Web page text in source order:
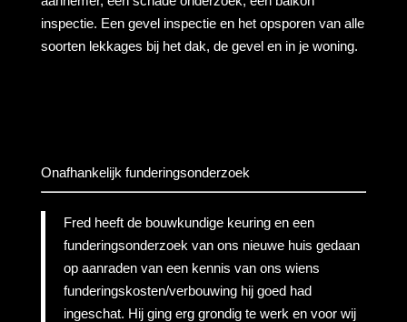
inspectie. Een gevel inspectie en het opsporen van alle
soorten lekkages bij het dak, de gevel en in je woning.
Onafhankelijk funderingsonderzoek
Fred heeft de bouwkundige keuring en een
funderingsonderzoek van ons nieuwe huis gedaan
op aanraden van een kennis van ons wiens
funderingskosten/verbouwing hij goed had
ingeschat. Hij ging erg grondig te werk en voor wij